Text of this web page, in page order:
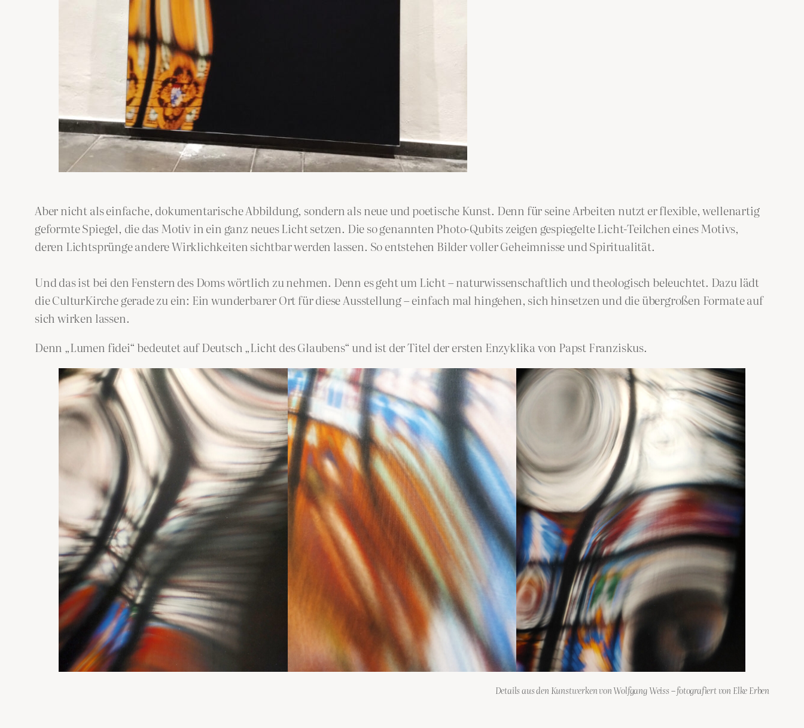
Aber nicht als einfache, dokumentarische Abbildung, sondern als neue und poetische Kunst. Denn für seine Arbeiten nutzt er flexible, wellenartig
geformte Spiegel, die das Motiv in ein ganz neues Licht setzen. Die so genannten Photo-Qubits zeigen gespiegelte Licht-Teilchen eines Motivs,
deren Lichtsprünge andere Wirklichkeiten sichtbar werden lassen. So entstehen Bilder voller Geheimnisse und Spiritualität.
Und das ist bei den Fenstern des Doms wörtlich zu nehmen. Denn es geht um Licht – naturwissenschaftlich und theologisch beleuchtet. Dazu lädt
die CulturKirche gerade zu ein: Ein wunderbarer Ort für diese Ausstellung – einfach mal hingehen, sich hinsetzen und die übergroßen Formate auf
sich wirken lassen.
Denn „Lumen fidei“ bedeutet auf Deutsch „Licht des Glaubens“ und ist der Titel der ersten Enzyklika von Papst Franziskus.
Details aus den Kunstwerken von Wolfgang Weiss – fotografiert von Elke Erben